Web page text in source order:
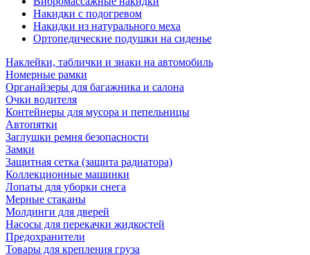
Накидки с подогревом
Накидки из натурального меха
Ортопедические подушки на сиденье
Наклейки, таблички и знаки на автомобиль
Номерные рамки
Органайзеры для багажника и салона
Очки водителя
Контейнеры для мусора и пепельницы
Автопятки
Заглушки ремня безопасности
Замки
Защитная сетка (защита радиатора)
Коллекционные машинки
Лопаты для уборки снега
Мерные стаканы
Молдинги для дверей
Насосы для перекачки жидкостей
Предохранители
Товары для крепления груза